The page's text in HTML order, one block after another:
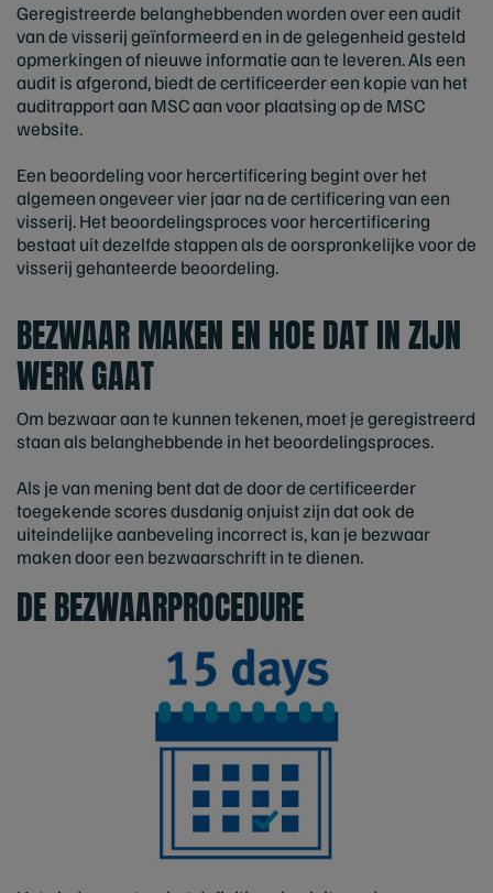
Geregistreerde belanghebbenden worden over een audit
van de visserij geïnformeerd en in de gelegenheid gesteld
opmerkingen of nieuwe informatie aan te leveren. Als een
audit is afgerond, biedt de certificeerder een kopie van het
auditrapport aan MSC aan voor plaatsing op de MSC
website.
Een beoordeling voor hercertificering begint over het
algemeen ongeveer vier jaar na de certificering van een
visserij. Het beoordelingsproces voor hercertificering
bestaat uit dezelfde stappen als de oorspronkelijke voor de
visserij gehanteerde beoordeling.
BEZWAAR MAKEN EN HOE DAT IN ZIJN
WERK GAAT
Om bezwaar aan te kunnen tekenen, moet je geregistreerd
staan als belanghebbende in het beoordelingsproces.
Als je van mening bent dat de door de certificeerder
toegekende scores dusdanig onjuist zijn dat ook de
uiteindelijke aanbeveling incorrect is, kan je bezwaar
maken door een bezwaarschrift in te dienen.
DE BEZWAARPROCEDURE